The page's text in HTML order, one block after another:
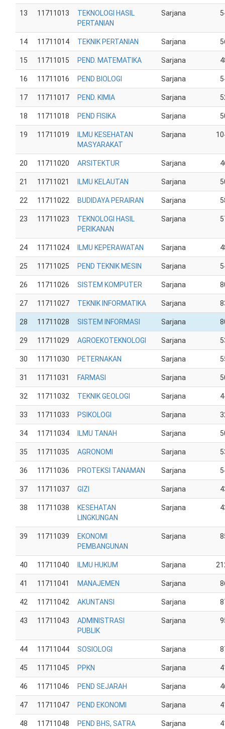
13 11711013
TEKNOLOGI HASIL
PERTANIAN
Sarjana
14 11711014 TEKNIK PERTANIAN Sarjana
15 11711015 PEND. MATEMATIKA Sarjana
16 11711016 PEND BIOLOGI Sarjana
17 11711017 PEND. KIMIA Sarjana
18 11711018 PEND FISIKA Sarjana
19 11711019
ILMU KESEHATAN
MASYARAKAT
Sarjana
20 11711020 ARSITEKTUR Sarjana
21 11711021 ILMU KELAUTAN Sarjana
22 11711022 BUDIDAYA PERAIRAN Sarjana
23 11711023
TEKNOLOGI HASIL
PERIKANAN
Sarjana
24 11711024 ILMU KEPERAWATAN Sarjana
25 11711025 PEND TEKNIK MESIN Sarjana
26 11711026 SISTEM KOMPUTER Sarjana
27 11711027 TEKNIK INFORMATIKA Sarjana
28 11711028 SISTEM INFORMASI Sarjana
29 11711029 AGROEKOTEKNOLOGI Sarjana
30 11711030 PETERNAKAN Sarjana
31 11711031 FARMASI Sarjana
32 11711032 TEKNIK GEOLOGI Sarjana
33 11711033 PSIKOLOGI Sarjana
34 11711034 ILMU TANAH Sarjana
35 11711035 AGRONOMI Sarjana
36 11711036 PROTEKSI TANAMAN Sarjana
37 11711037 GIZI Sarjana
38 11711038
KESEHATAN
LINGKUNGAN
Sarjana
39 11711039
EKONOMI
PEMBANGUNAN
Sarjana
40 11711040 ILMU HUKUM Sarjana
41 11711041 MANAJEMEN Sarjana
42 11711042 AKUNTANSI Sarjana
43 11711043
ADMINISTRASI
PUBLIK
Sarjana
44 11711044 SOSIOLOGI Sarjana
45 11711045 PPKN Sarjana
46 11711046 PEND SEJARAH Sarjana
47 11711047 PEND EKONOMI Sarjana
48 11711048
PEND BHS, SATRA
Sarjana